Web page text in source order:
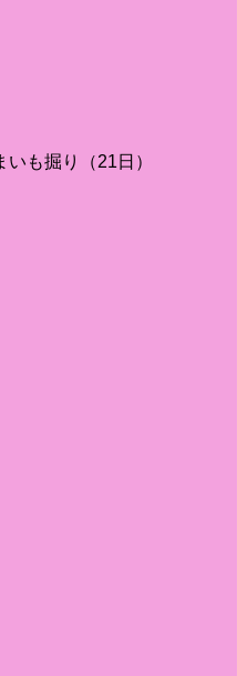
も掘り（21日）